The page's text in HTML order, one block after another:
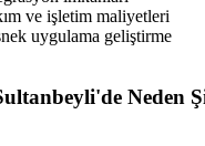
ve işletim maliyetleri
uygulama geliştirme
Neden